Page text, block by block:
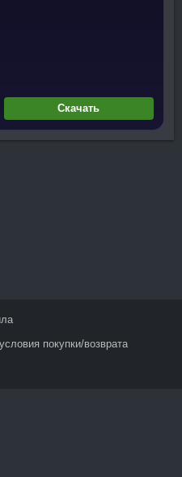
Скачать
покупки/возврата